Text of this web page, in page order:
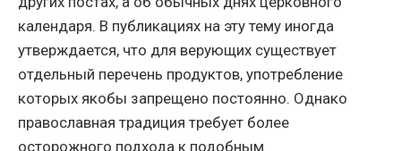
календаря. В публикациях на эту тему иногда
утверждается, что для верующих существует
отдельный перечень продуктов, употребление
которых якобы запрещено постоянно. Однако
православная традиция требует более
осторожного подхода к подобным